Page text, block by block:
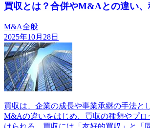
買収とは？合併やM&Aとの違い
M&A全般
2025年10月28日
買収は、企業の成長や事業承継の手法と
M&Aの違いをはじめ、買収の種類やプ
けられる。買収には「友好的買収」と「